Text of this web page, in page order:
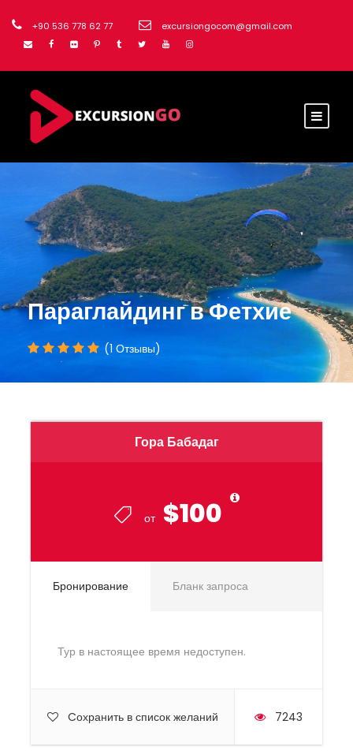
+90 536 778 62 77 excursiongocom@gmail.com
Параглайдинг в Фетхие
(1 Отзывы)
Гора Бабадаг
от $100
Бронирование Бланк запроса
Тур в настоящее время недоступен.
Cохранить в список желаний 7243